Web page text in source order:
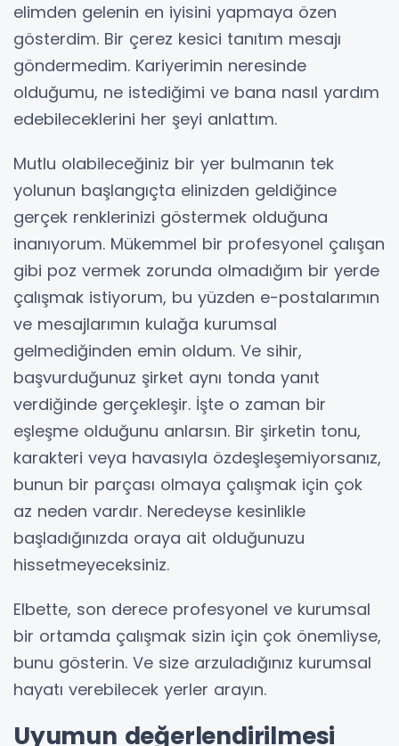
elimden gelenin en iyisini yapmaya özen
gösterdim. Bir çerez kesici tanıtım mesajı
göndermedim. Kariyerimin neresinde
olduğumu, ne istediğimi ve bana nasıl yardım
edebileceklerini her şeyi anlattım.
Mutlu olabileceğiniz bir yer bulmanın tek
yolunun başlangıçta elinizden geldiğince
gerçek renklerinizi göstermek olduğuna
inanıyorum. Mükemmel bir profesyonel çalışan
gibi poz vermek zorunda olmadığım bir yerde
çalışmak istiyorum, bu yüzden e-postalarımın
ve mesajlarımın kulağa kurumsal
gelmediğinden emin oldum. Ve sihir,
başvurduğunuz şirket aynı tonda yanıt
verdiğinde gerçekleşir. İşte o zaman bir
eşleşme olduğunu anlarsın. Bir şirketin tonu,
karakteri veya havasıyla özdeşleşemiyorsanız,
bunun bir parçası olmaya çalışmak için çok
az neden vardır. Neredeyse kesinlikle
başladığınızda oraya ait olduğunuzu
hissetmeyeceksiniz.
Elbette, son derece profesyonel ve kurumsal
bir ortamda çalışmak sizin için çok önemliyse,
bunu gösterin. Ve size arzuladığınız kurumsal
hayatı verebilecek yerler arayın.
Uyumun değerlendirilmesi